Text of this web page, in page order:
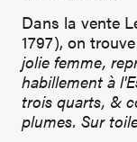
Dans la vente
1797), on
jolie femme,
habillement à
trois quarts, &
plumes. Sur